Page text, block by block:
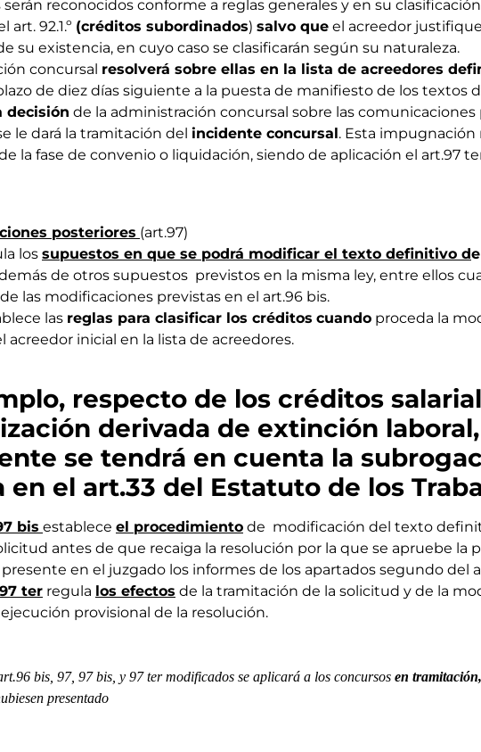
reconocidos conforme a reglas generales y en su
art. 92.1.º (créditos subordinados) salvo que el acreedor
su existencia, en cuyo caso se clasificarán según su naturaleza.
concursal resolverá sobre ellas en la lista de acreedores
de diez días siguiente a la puesta de manifiesto de los textos
decisión de la administración concursal sobre las comunicaciones
le dará la tramitación del incidente concursal. Esta impugnación
la fase de convenio o liquidación, siendo de aplicación el art.97
posteriores (art.97)
los supuestos en que se podrá modificar el texto definitivo d
de otros supuestos previstos en la misma ley, entre ellos
las modificaciones previstas en el art.96 bis.
las reglas para clasificar los créditos cuando proceda la
acreedor inicial en la lista de acreedores.
, respecto de los créditos
derivada de extinción laboral,
se tendrá en cuenta la
en el art.33 del Estatuto de los
bis establece el procedimiento de modificación del texto
antes de que recaiga la resolución por la que se apruebe la
en el juzgado los informes de los apartados segundo del
ter regula los efectos de la tramitación de la solicitud y de la
provisional de la resolución.
bis, 97, 97 bis, y 97 ter modificados se aplicará a los concursos en
presentado